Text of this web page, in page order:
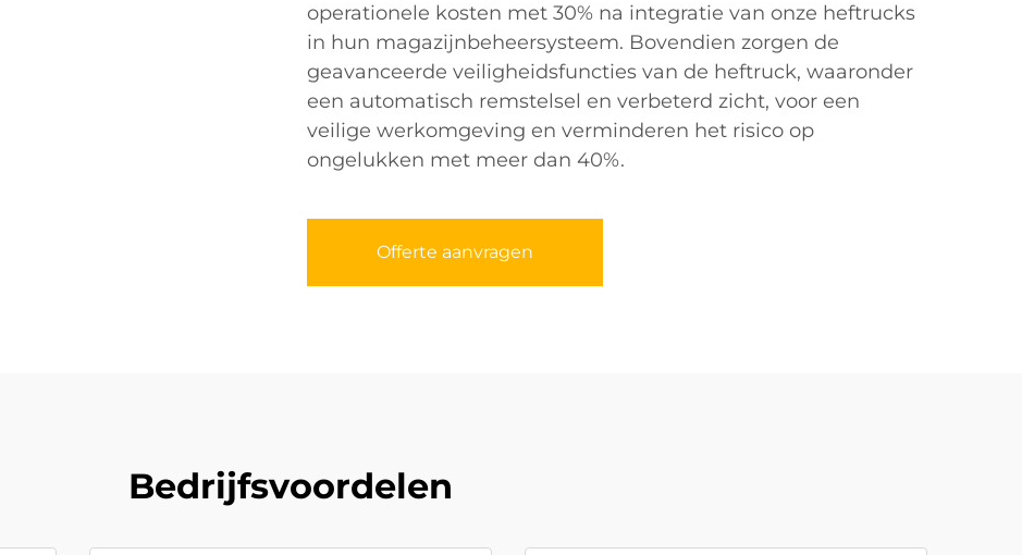
operationele kosten met 30% na integratie van onze heftrucks
in hun magazijnbeheersysteem. Bovendien zorgen de
geavanceerde veiligheidsfuncties van de heftruck, waaronder
een automatisch remstelsel en verbeterd zicht, voor een
veilige werkomgeving en verminderen het risico op
ongelukken met meer dan 40%.
Offerte aanvragen
Bedrijfsvoordelen